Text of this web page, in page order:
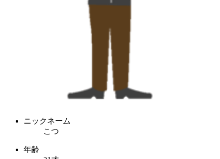
ニックネーム
こつ
年齢